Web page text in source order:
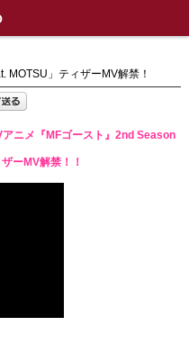
MOTSU」ティザーMV解禁！
ニメ『MFゴースト』2nd Season
ーMV解禁！！